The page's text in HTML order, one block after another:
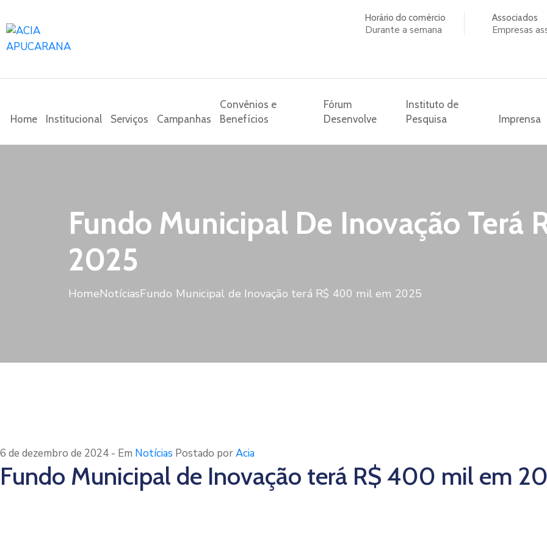
Horário do comércio
Durante a semana
Associados
Empresas
Home Institucional Serviços Campanhas
Convênios e
Benefícios
Fórum
Desenvolve
Instituto de
Pesquisa
Imprensa
Fundo Municipal De Inovação Terá
2025
HomeNotíciasFundo Municipal de Inovação terá R$ 400 mil em 2025
6 de dezembro de 2024 - Em Notícias Postado porAcia
Fundo Municipal de Inovação terá R$ 400 mil em